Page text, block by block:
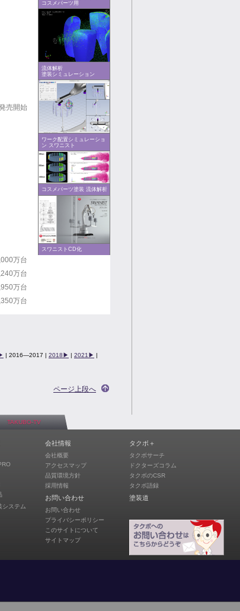
コスメパーツ用
流体解析
塗装シミュレーション
ワーク配置シミュレーショ
ン スワニスト
コスメパーツ塗装 流体解析
スワニストCD化
売開始
万台
万台
万台
万台
| 2016—2017 | 2018▶︎ | 2021▶︎ |
ページ上段へ
TAKUBO-TV
システム
会社情報
会社概要
アクセスマップ
品質環境方針
採用情報
お問い合わせ
お問い合わせ
プライバシーポリシー
このサイトについて
サイトマップ
タクボ＋
タクボサーチ
ドクターズコラム
タクボのCSR
タクボ語録
塗装道